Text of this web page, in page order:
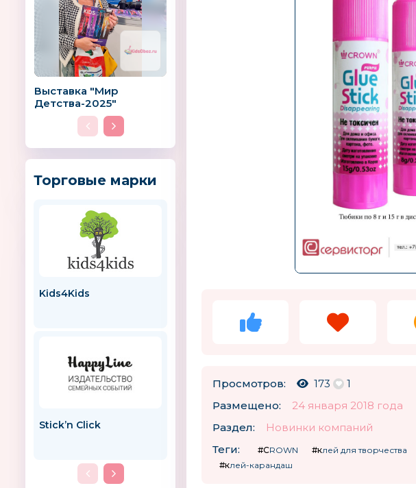
Выставка "Мир
Детства-2025"
Торговые марки
Kids4Kids
Stick’n Click Маленький доктор
Просмотров: 173
1
Размещено:
24 января 2018 года
Раздел:
Новинки компаний
Теги:
#CROWN
#клей для творчества
#клей-карандаш